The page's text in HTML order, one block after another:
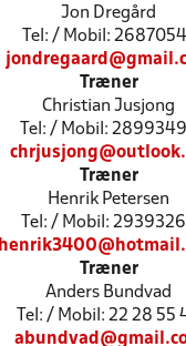
Jon Dregård
Tel: / Mobil:
Træner
Christian Jusjong
Tel: / Mobil:
Træner
Henrik Petersen
Tel: / Mobil:
Træner
Anders Bundvad
Tel: / Mobil: 22 28 55